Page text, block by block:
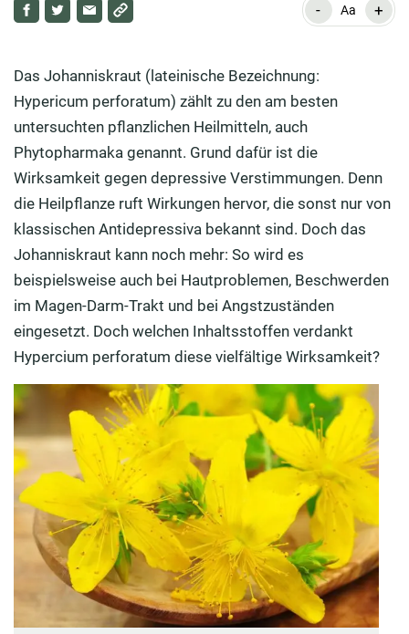
Johanniskraut als Heilpflanze: Alles Wichtige auf
Johanniskraut als Heilpflanze: Anwendungsgebiete
und Wirksamkeit
Wissenschaftlich belegt: Die antidepressive Wirkung
des Johanniskrauts
Johanniskrautöl für die äußere Anwendung
Vorsicht: Mit diesen Wechselwirkungen und
Nebenwirkungen müssen Sie rechnen
Johanniskraut: So wenden Sie die Heilpflanze an
Johanniskrautöl selbst zubereiten – in nur 5 Schritten
Alles, was Gartenliebhaber über Johanniskraut wissen
müssen
FAQ: Häufige Fragen zum Johanniskraut
- Aa +
Das Johanniskraut (lateinische Bezeichnung:
Hypericum perforatum) zählt zu den am besten
untersuchten pflanzlichen Heilmitteln, auch
Phytopharmaka genannt. Grund dafür ist die
Wirksamkeit gegen depressive Verstimmungen. Denn
die Heilpflanze ruft Wirkungen hervor, die sonst nur von
klassischen Antidepressiva bekannt sind. Doch das
Johanniskraut kann noch mehr: So wird es
beispielsweise auch bei Hautproblemen, Beschwerden
im Magen-Darm-Trakt und bei Angstzuständen
eingesetzt. Doch welchen Inhaltsstoffen verdankt
Hypercium perforatum diese vielfältige Wirksamkeit?